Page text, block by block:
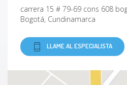
carrera 15 # 79-69 cons 608
Bogotá, Cundinamarca
LLAME AL ESPECIALISTA